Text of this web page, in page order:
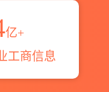
亿+
工商信息